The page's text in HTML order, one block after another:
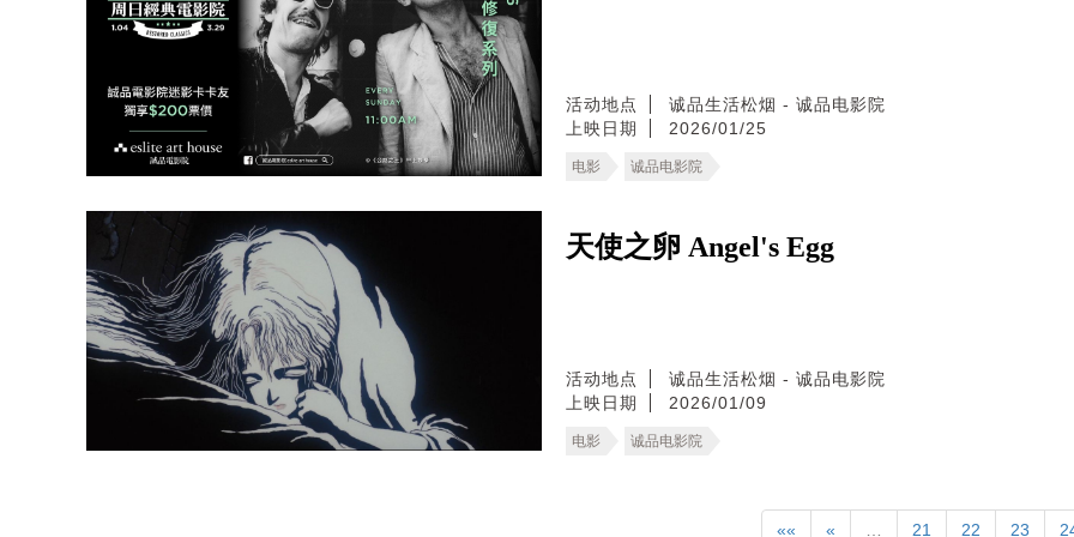
活动地点
诚品生活松烟 - 诚品电影院
上映日期
2026/01/25
电影 诚品电影院
天使之卵 Angel's Egg
活动地点
诚品生活松烟 - 诚品电影院
上映日期
2026/01/09
电影 诚品电影院
«« « 21 22 23